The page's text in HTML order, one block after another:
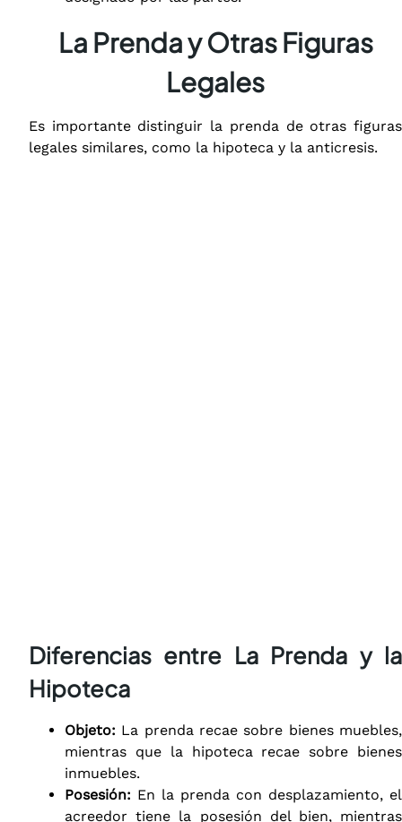
La Prenda y Otras Figuras
Legales
Es importante distinguir la prenda de otras figuras
legales similares, como la hipoteca y la anticresis.
Diferencias entre La Prenda y la
Hipoteca
Objeto: La prenda recae sobre bienes muebles,
mientras que la hipoteca recae sobre bienes
inmuebles.
Posesión: En la prenda con desplazamiento, el
acreedor tiene la posesión del bien, mientras